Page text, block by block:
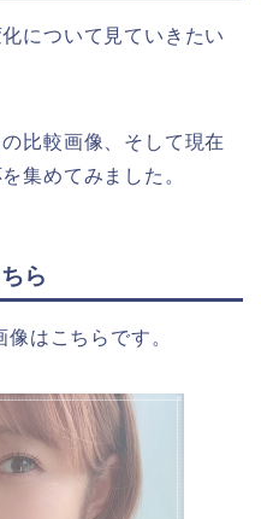
について見ていきたい
比較画像、そして現在
集めてみました。
ら
はこちらです。